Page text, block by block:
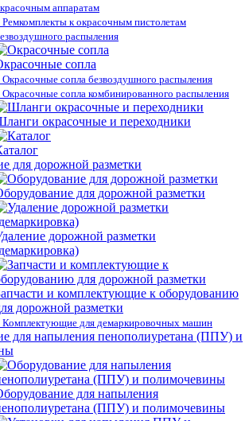
аппаратам
Ремкомплекты к окрасочным пистолетам
распыления
сопла
Окрасочные сопла безвоздушного распыления
Окрасочные сопла комбинированного распыления
окрасочные и переходники
для дорожной разметки
для дорожной разметки
дорожной разметки
и комплектующие к оборудованию
дорожной разметки
Комплектующие для демаркировочных машин
для напыления пенополиуретана (ППУ) и
для напыления
(ППУ) и полимочевины